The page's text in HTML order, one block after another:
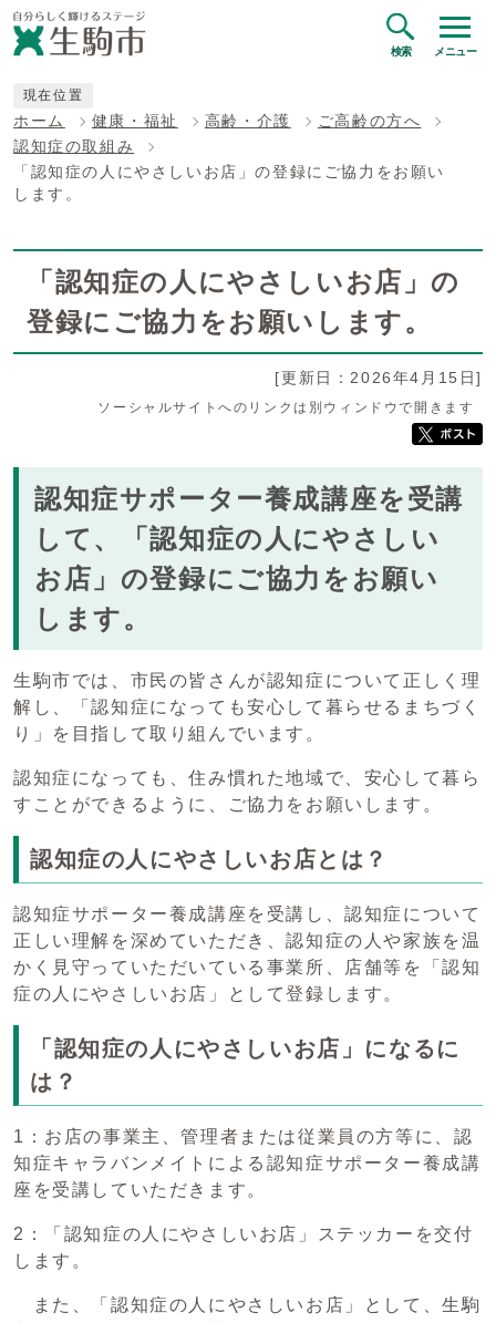
検索 メニュー
現在位置
ホーム 健康・福祉 高齢・介護
ご高齢の方へ
認知症の取組み
「認知症の人にやさしいお店」の登録にご協力をお願い
します。
「認知症の人にやさしいお店」の
登録にご協力をお願いします。
[更新日：2026年4月15日]
ソーシャルサイトへのリンクは別ウィンドウで開きます
認知症サポーター養成講座を受講
して、「認知症の人にやさしい
お店」の登録にご協力をお願い
します。
生駒市では、市民の皆さんが認知症について正しく理
解し、「認知症になっても安心して暮らせるまちづく
り」を目指して取り組んでいます。
認知症になっても、住み慣れた地域で、安心して暮ら
すことができるように、ご協力をお願いします。
認知症の人にやさしいお店とは？
認知症サポーター養成講座を受講し、認知症について
正しい理解を深めていただき、認知症の人や家族を温
かく見守っていただいている事業所、店舗等を「認知
症の人にやさしいお店」として登録します。
「認知症の人にやさしいお店」になるに
は？
1：お店の事業主、管理者または従業員の方等に、認
知症キャラバンメイトによる認知症サポーター養成講
座を受講していただきます。
2：「認知症の人にやさしいお店」ステッカーを交付
します。
また、「認知症の人にやさしいお店」として、生駒